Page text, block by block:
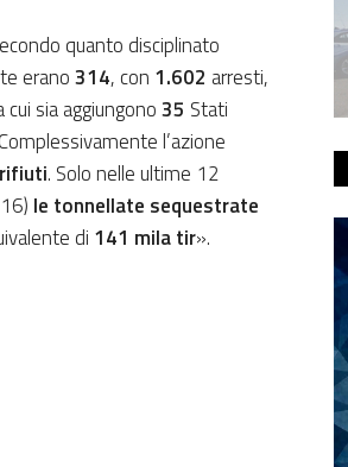
quanto disciplinato
erano314, con 1.602 arresti,
sia aggiungono35 Stati
l’azione
. Solo nelle ultime 12
le tonnellate sequestrate
di 141 mila tir».